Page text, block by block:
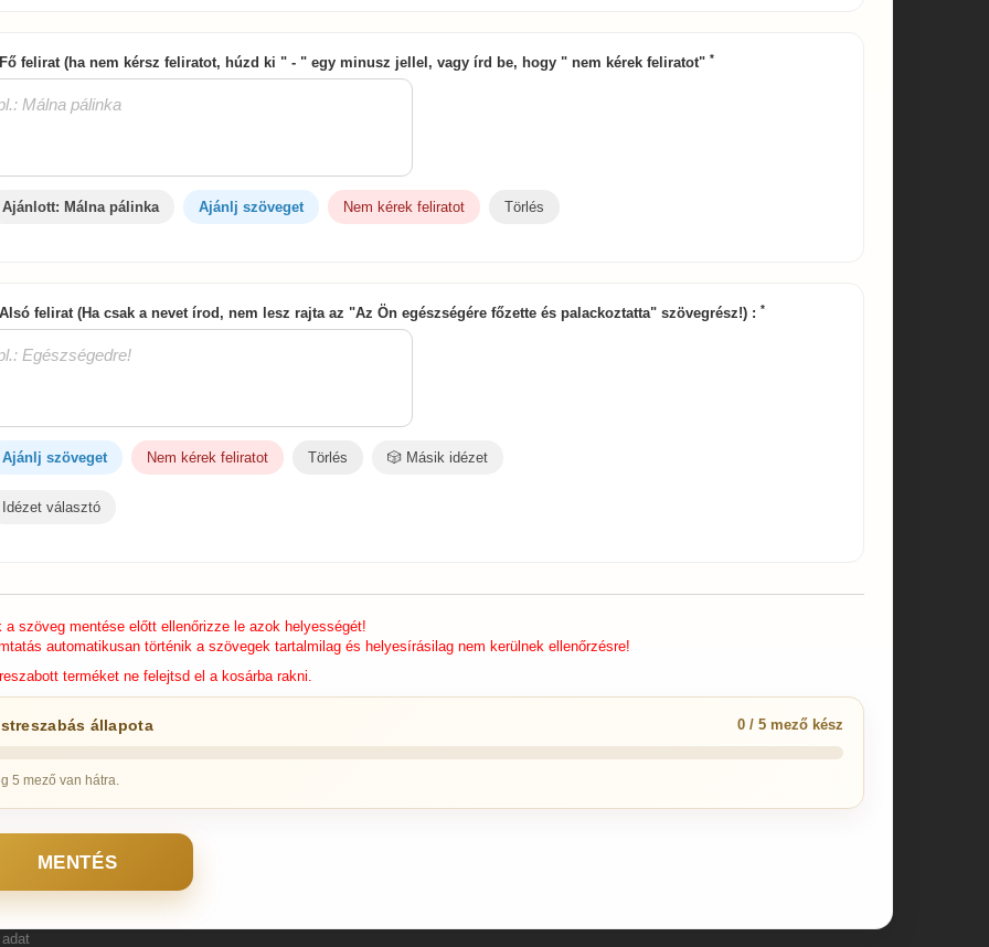
felirat (ha nem kérsz feliratot, húzd ki " - " egy minusz jellel, vagy írd be, hogy " nem kérek feliratot" *
Ajánlott: Málna pálinka Ajánlj szöveget Nem kérek feliratot Törlés
felirat (Ha csak a nevet írod, nem lesz rajta az "Az Ön egészségére főzette és palackoztatta" szövegrész!) : *
Ajánlj szöveget Nem kérek feliratot Törlés 🎲 Másik idézet
Idézet választó
a szöveg mentése előtt ellenőrizze le azok helyességét!
automatikusan történik a szövegek tartalmilag és helyesírásilag nem kerülnek ellenőrzésre!
terméket ne felejtsd el a kosárba rakni.
állapota 0 / 5 mező kész
5 mező van hátra.
MENTÉS